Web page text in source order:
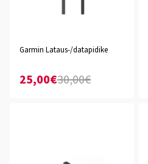
Garmin Lataus-/datapidike
25,00€30,00€